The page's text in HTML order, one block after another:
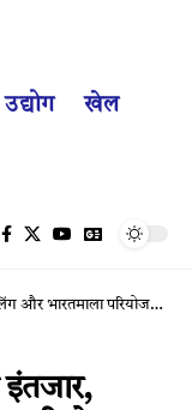
उद्योग खेल
में जल्द होगी और भी गिरफ्तारियां